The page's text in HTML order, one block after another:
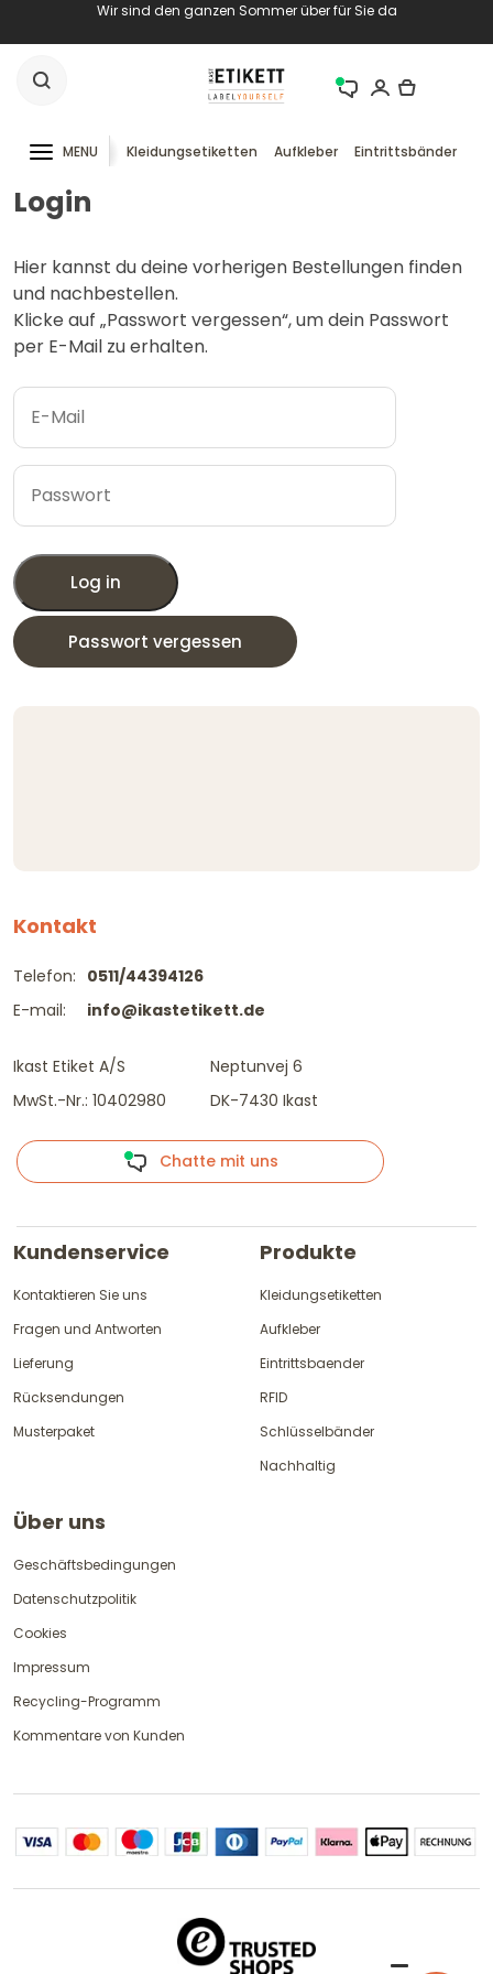
Wir sind den ganzen Sommer über für Sie da
MENU Kleidungsetiketten Aufkleber Eintrittsbänder
Login
Hier kannst du deine vorherigen Bestellungen finden
und nachbestellen.
Klicke auf „Passwort vergessen“, um dein Passwort
per E-Mail zu erhalten.
Log in
Passwort vergessen
Kontakt
Telefon:
E-mail:
0511/44394126
info@ikastetikett.de
Ikast Etiket A/S
MwSt.-Nr.: 10402980
Neptunvej 6
DK-7430 Ikast
Chatte mit uns
Kundenservice
Kontaktieren Sie uns
Fragen und Antworten
Lieferung
Rücksendungen
Musterpaket
Produkte
Kleidungsetiketten
Aufkleber
Eintrittsbaender
RFID
Schlüsselbänder
Nachhaltig
Über uns
Geschäftsbedingungen
Datenschutzpolitik
Cookies
Impressum
Recycling-Programm
Kommentare von Kunden